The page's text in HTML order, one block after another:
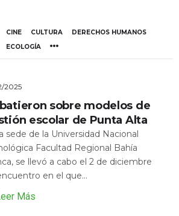
CINE CULTURA
DERECHOS HUMANOS
ECOLOGÍA
2025
sobre modelos de
escolar de Punta Alta
sede de la Universidad Nacional
Facultad Regional Bahía
se llevó a cabo el 2 de diciembre
en el que...
Más